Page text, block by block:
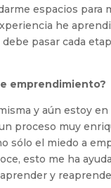
espacios para
he
pasar cada
emprendimiento?
y aún estoy
proceso muy
sólo el miedo a
esto me ha
y